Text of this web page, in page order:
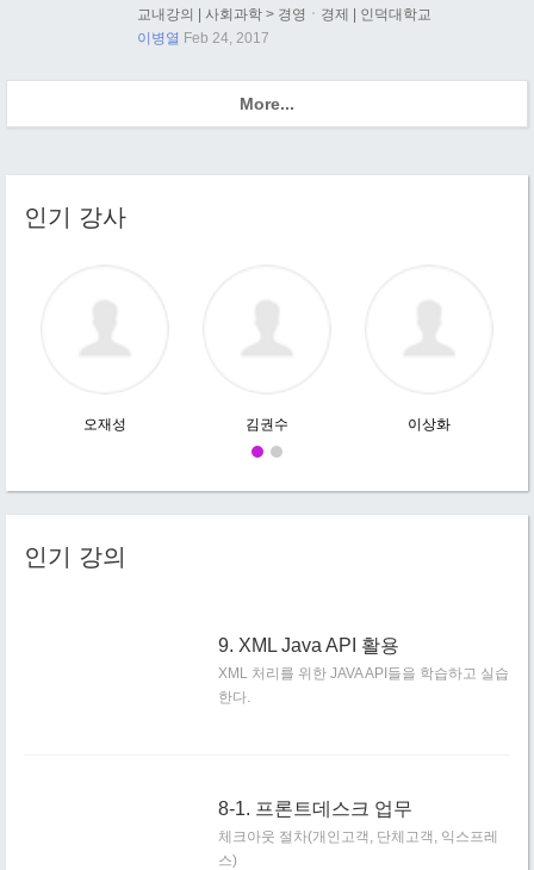
교내강의 사회과학 > 경영ㆍ경제
인덕대학교
이병열 Feb 24, 2017
More...
인기 강사
오재성 김권수 이상화
인기 강의
9. XML Java API 활용
XML 처리를 위한 JAVA API들을 학습하고 실습
한다.
8-1. 프론트데스크 업무
체크아웃 절차(개인고객, 단체고객, 익스프레
스)